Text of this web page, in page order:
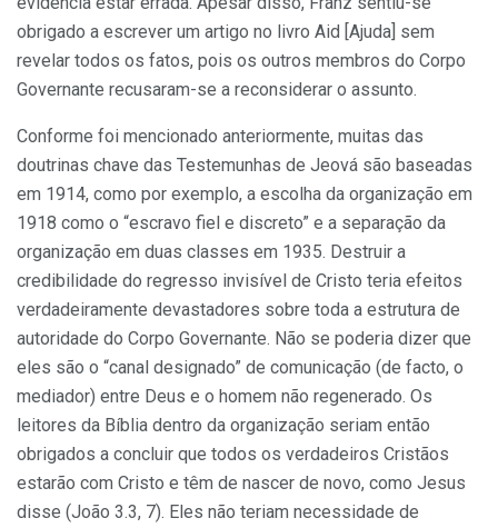
obrigado a escrever um artigo no livro Aid [Ajuda] sem
revelar todos os fatos, pois os outros membros do Corpo
Governante recusaram-se a reconsiderar o assunto.
Conforme foi mencionado anteriormente, muitas das
doutrinas chave das Testemunhas de Jeová são baseadas
em 1914, como por exemplo, a escolha da organização em
1918 como o “escravo fiel e discreto” e a separação da
organização em duas classes em 1935. Destruir a
credibilidade do regresso invisível de Cristo teria efeitos
verdadeiramente devastadores sobre toda a estrutura de
autoridade do Corpo Governante. Não se poderia dizer que
eles são o “canal designado” de comunicação (de facto, o
mediador) entre Deus e o homem não regenerado. Os
leitores da Bíblia dentro da organização seriam então
obrigados a concluir que todos os verdadeiros Cristãos
estarão com Cristo e têm de nascer de novo, como Jesus
disse (João 3.3, 7). Eles não teriam necessidade de